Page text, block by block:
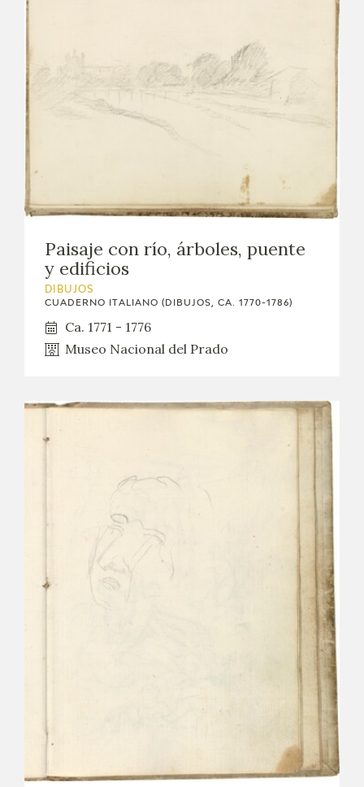
Paisaje con río, árboles, puente
y edificios
DIBUJOS
CUADERNO ITALIANO (DIBUJOS, CA. 1770-1786)
Ca. 1771 - 1776
Museo Nacional del Prado